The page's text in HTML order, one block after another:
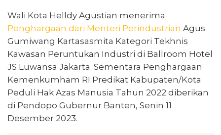
Wali Kota Helldy Agustian menerima
Penghargaan dari Menteri Perindustrian Agus
Gumiwang Kartasasmita Kategori Tekhnis
Kawasan Peruntukan Industri di Ballroom Hotel
JS Luwansa Jakarta. Sementara Penghargaan
Kemenkumham RI Predikat Kabupaten/Kota
Peduli Hak Azas Manusia Tahun 2022 diberikan
di Pendopo Gubernur Banten, Senin 11
Desember 2023.